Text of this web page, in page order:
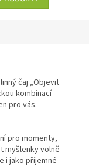
čaj „Objevit
kombinací
pro vás.
pro momenty,
myšlenky volně
i jako příjemné